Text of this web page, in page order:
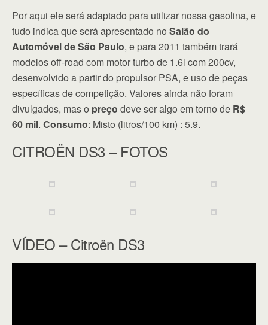
Por aqui ele será adaptado para utilizar nossa gasolina, e
tudo indica que será apresentado no Salão do
Automóvel de São Paulo, e para 2011 também trará
modelos off-road com motor turbo de 1.6l com 200cv,
desenvolvido a partir do propulsor PSA, e uso de peças
específicas de competição. Valores ainda não foram
divulgados, mas o preço deve ser algo em torno de R$
60 mil. Consumo: Misto (litros/100 km) : 5.9.
CITROËN DS3 – FOTOS
VÍDEO – Citroën DS3